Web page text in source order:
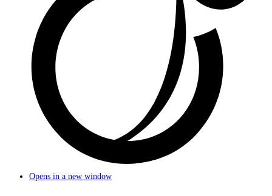
Opens in a new window